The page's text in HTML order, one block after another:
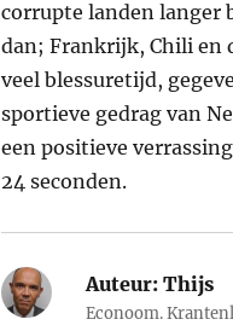
corrupte landen langer
dan; Frankrijk, Chili en
veel blessuretijd,
sportieve gedrag van
een positieve
24 seconden.
Auteur: Thijs
Econoom.